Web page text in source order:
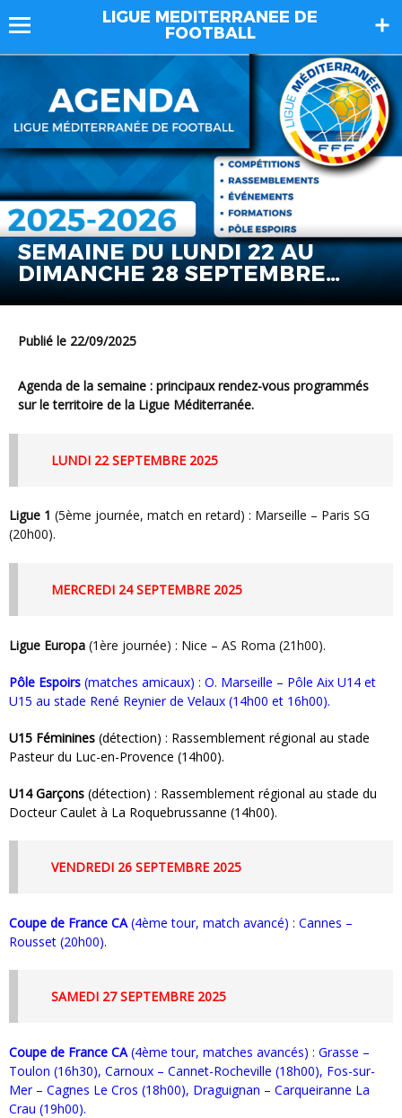
LIGUE MEDITERRANEE DE
FOOTBALL
SEMAINE DU LUNDI 22 AU
DIMANCHE 28 SEPTEMBRE
2025
Publié le 22/09/2025
Agenda de la semaine : principaux rendez-vous programmés
sur le territoire de la Ligue Méditerranée.
LUNDI 22 SEPTEMBRE 2025
Ligue 1 (5ème journée, match en retard) : Marseille – Paris SG
(20h00).
MERCREDI 24 SEPTEMBRE 2025
Ligue Europa (1ère journée) : Nice – AS Roma (21h00).
Pôle Espoirs (matches amicaux) : O. Marseille – Pôle Aix U14 et
U15 au stade René Reynier de Velaux (14h00 et 16h00).
U15 Féminines (détection) : Rassemblement régional au stade
Pasteur du Luc-en-Provence (14h00).
U14 Garçons (détection) : Rassemblement régional au stade du
Docteur Caulet à La Roquebrussanne (14h00).
VENDREDI 26 SEPTEMBRE 2025
Coupe de France CA (4ème tour, match avancé) : Cannes –
Rousset (20h00).
SAMEDI 27 SEPTEMBRE 2025
Coupe de France CA(4ème tour, matches avancés) : Grasse –
Toulon (16h30), Carnoux – Cannet-Rocheville (18h00), Fos-sur-
Mer – Cagnes Le Cros (18h00), Draguignan – Carqueiranne La
Crau (19h00).